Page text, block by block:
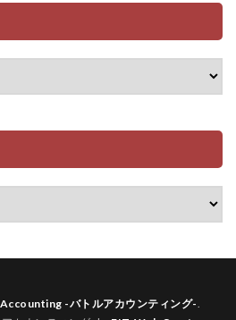
-バトルアカウンティング-.